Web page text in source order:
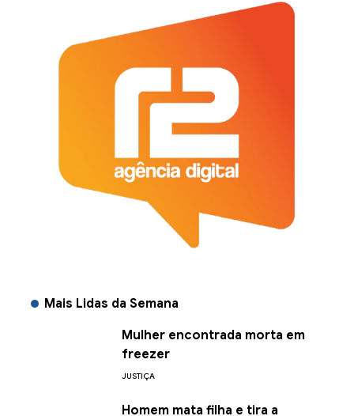
Mais Lidas da Semana
Mulher encontrada morta em
freezer
JUSTIÇA
Homem mata filha e tira a